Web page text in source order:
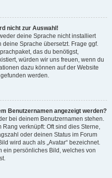
nicht zur Auswahl!
deine Sprache nicht installiert
Sprache übersetzt. Frage ggf.
das du benötigst,
würden wir uns freuen, wenn du
dazu können auf der Website
gefunden werden.
Benutzernamen angezeigt werden?
bei deinem Benutzernamen stehen.
verknüpft: Oft sind dies Sterne,
oder deinen Status im Forum
wird auch als „Avatar“ bezeichnet.
ein persönliches Bild, welches von